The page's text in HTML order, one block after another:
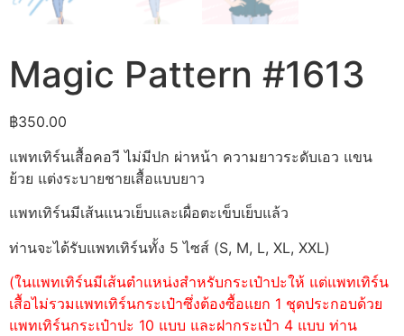
Magic Pattern #1613
฿350.00
แพทเทิร์นเสื้อคอวี ไม่มีปก ผ่าหน้า ความยาวระดับเอว แขน
ย้วย แต่งระบายชายเสื้อแบบยาว
แพทเทิร์นมีเส้นแนวเย็บและเผื่อตะเข็บเย็บแล้ว
ท่านจะได้รับแพทเทิร์นทั้ง 5 ไซส์ (S, M, L, XL, XXL)
(ในแพทเทิร์นมีเส้นตำแหน่งสำหรับกระเป๋าปะให้ แต่แพทเทิร์น
เสื้อไม่รวมแพทเทิร์นกระเป๋าซึ่งต้องซื้อแยก 1 ชุดประกอบด้วย
แพทเทิร์นกระเป๋าปะ 10 แบบ และฝากระเป๋า 4 แบบ ท่าน